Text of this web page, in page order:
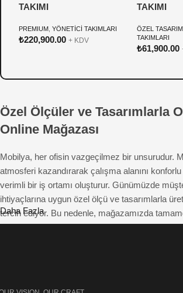
TAKIMI
PREMIUM YÖNETİCİ TAKIMLARI
₺220,900.00 + KDV
TAKIMI
ÖZEL
TAKIMLARI
₺61,900.00
Özel Ölçüler ve Tasarımlarla
Online Mağazası
Mobilya, her ofisin vazgeçilmez bir unsurudur.
atmosferi kazandırarak çalışma alanını
verimli bir iş ortamı oluşturur. Günümüzde
ihtiyaçlarına uygun özel ölçü ve tasarımlarla
tercih ediyor. Bu nedenle, mağazamızda
çözümler sunuyoruz. Beğendiğiniz mobilyayı
Daha Fazla